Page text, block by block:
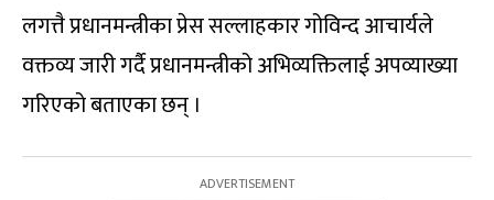
लगत्तै प्रधानमन्त्रीका प्रेस सल्लाहकार गोविन्द आचार्यले
वक्तव्य जारी गर्दै प्रधानमन्त्रीको अभिव्यक्तिलाई अपव्याख्या
गरिएको बताएका छन् ।